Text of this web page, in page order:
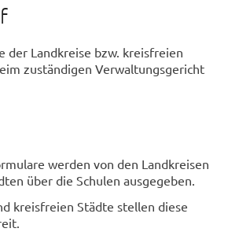
der Landkreise bzw. kreisfreien
zuständigen Verwaltungsgericht
werden von den Landkreisen
über die Schulen ausgegeben.
kreisfreien Städte stellen diese